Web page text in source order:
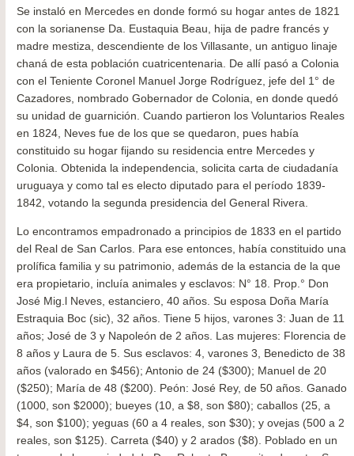
Se instaló en Mercedes en donde formó su hogar antes de 1821
con la sorianense Da. Eustaquia Beau, hija de padre francés y
madre mestiza, descendiente de los Villasante, un antiguo linaje
chaná de esta población cuatricentenaria. De allí pasó a Colonia
con el Teniente Coronel Manuel Jorge Rodríguez, jefe del 1° de
Cazadores, nombrado Gobernador de Colonia, en donde quedó
su unidad de guarnición. Cuando partieron los Voluntarios Reales
en 1824, Neves fue de los que se quedaron, pues había
constituido su hogar fijando su residencia entre Mercedes y
Colonia. Obtenida la independencia, solicita carta de ciudadanía
uruguaya y como tal es electo diputado para el período 1839-
1842, votando la segunda presidencia del General Rivera.
Lo encontramos empadronado a principios de 1833 en el partido
del Real de San Carlos. Para ese entonces, había constituido una
prolífica familia y su patrimonio, además de la estancia de la que
era propietario, incluía animales y esclavos: N° 18. Prop.° Don
José Mig.l Neves, estanciero, 40 años. Su esposa Doña María
Estraquia Boc (sic), 32 años. Tiene 5 hijos, varones 3: Juan de 11
años; José de 3 y Napoleón de 2 años. Las mujeres: Florencia de
8 años y Laura de 5. Sus esclavos: 4, varones 3, Benedicto de 38
años (valorado en $456); Antonio de 24 ($300); Manuel de 20
($250); María de 48 ($200). Peón: José Rey, de 50 años. Ganado
(1000, son $2000); bueyes (10, a $8, son $80); caballos (25, a
$4, son $100); yeguas (60 a 4 reales, son $30); y ovejas (500 a 2
reales, son $125). Carreta ($40) y 2 arados ($8). Poblado en un